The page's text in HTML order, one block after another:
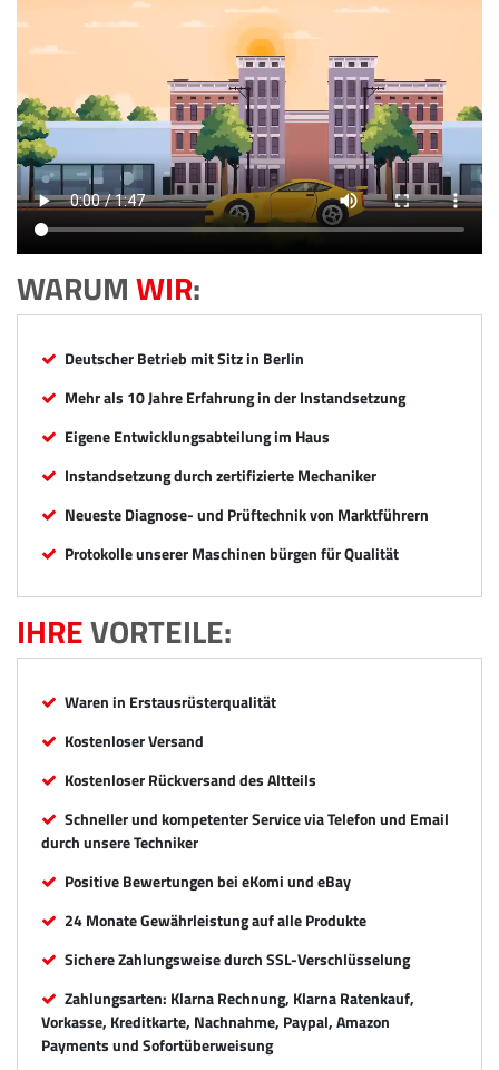
WARUMWIR:
Deutscher Betrieb mit Sitz in Berlin
Mehr als 10 Jahre Erfahrung in der Instandsetzung
Eigene Entwicklungsabteilung im Haus
Instandsetzung durch zertifizierte Mechaniker
Neueste Diagnose- und Prüftechnik von Marktführern
Protokolle unserer Maschinen bürgen für Qualität
IHREVORTEILE:
Waren in Erstausrüsterqualität
Kostenloser Versand
Kostenloser Rückversand des Altteils
Schneller und kompetenter Service via Telefon und Email
durch unsere Techniker
Positive Bewertungen bei eKomi und eBay
24 Monate Gewährleistung auf alle Produkte
Sichere Zahlungsweise durch SSL-Verschlüsselung
Zahlungsarten: Klarna Rechnung, Klarna Ratenkauf,
Vorkasse, Kreditkarte, Nachnahme, Paypal, Amazon
Payments und Sofortüberweisung